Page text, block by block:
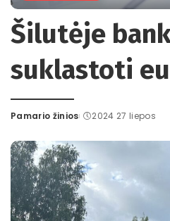
Šilutėje
suklastoti
Posted
Pamario žinios 2024 27 liepos